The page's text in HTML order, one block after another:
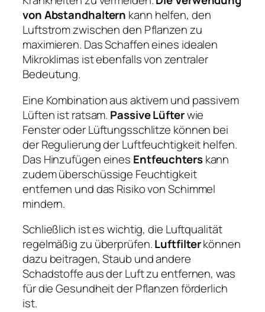
von Abstandhaltern kann helfen, den
Luftstrom zwischen den Pflanzen zu
maximieren. Das Schaffen eines idealen
Mikroklimas ist ebenfalls von zentraler
Bedeutung.
Eine Kombination aus aktivem und passivem
Lüften ist ratsam. Passive Lüfterwie
Fenster oder Lüftungsschlitze können bei
der Regulierung der Luftfeuchtigkeit helfen.
Das Hinzufügen eines Entfeuchterskann
zudem überschüssige Feuchtigkeit
entfernen und das Risiko von Schimmel
mindern.
Schließlich ist es wichtig, die Luftqualität
regelmäßig zu überprüfen.Luftfilterkönnen
dazu beitragen, Staub und andere
Schadstoffe aus der Luft zu entfernen, was
für die Gesundheit der Pflanzen förderlich
ist.